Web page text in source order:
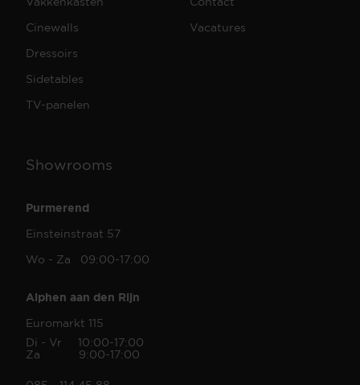
Cinewalls
Dressoirs
Sidetables
TV-panelen
Vacatures
Showrooms
Purmerend
Einsteinstraat 57
Wo - Za 09:00-17:00
Alphen aan den Rijn
Euromarkt 115
Di - Vr 10:00-17:00
Za 9:00-17:00